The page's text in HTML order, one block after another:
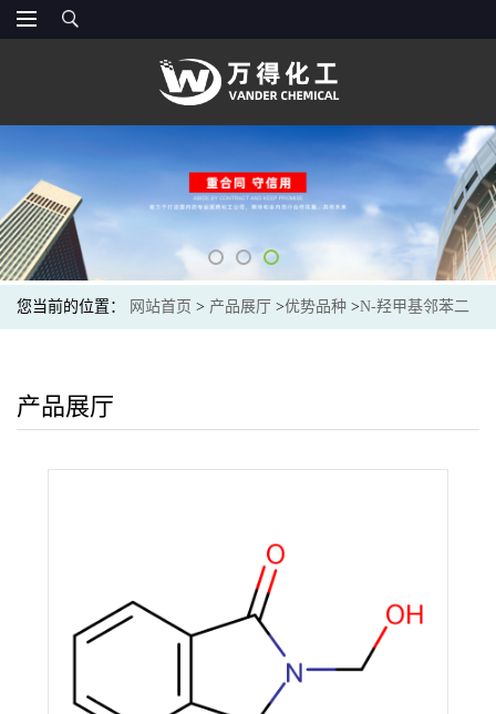
您当前的位置： 网站首页 > 产品展厅 >优势品种 >N-羟甲基邻苯二
产品展厅